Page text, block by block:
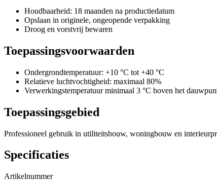
Houdbaarheid: 18 maanden na productiedatum
Opslaan in originele, ongeopende verpakking
Droog en vorstvrij bewaren
Toepassingsvoorwaarden
Ondergrondtemperatuur: +10 °C tot +40 °C
Relatieve luchtvochtigheid: maximaal 80%
Verwerkingstemperatuur minimaal 3 °C boven het
Toepassingsgebied
Professioneel gebruik in utiliteitsbouw, woningbouw en
Specificaties
Artikelnummer